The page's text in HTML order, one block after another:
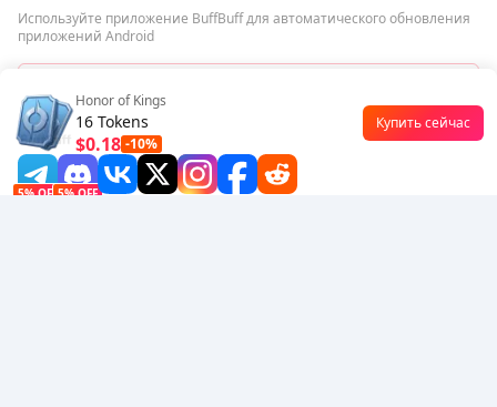
Honor of Kings
16 Tokens
$0.18 -10%
Купить сейчас
Используйте приложение BuffBuff для автоматического обновления
приложений Android
Подписаться
5% OFF5% OFF